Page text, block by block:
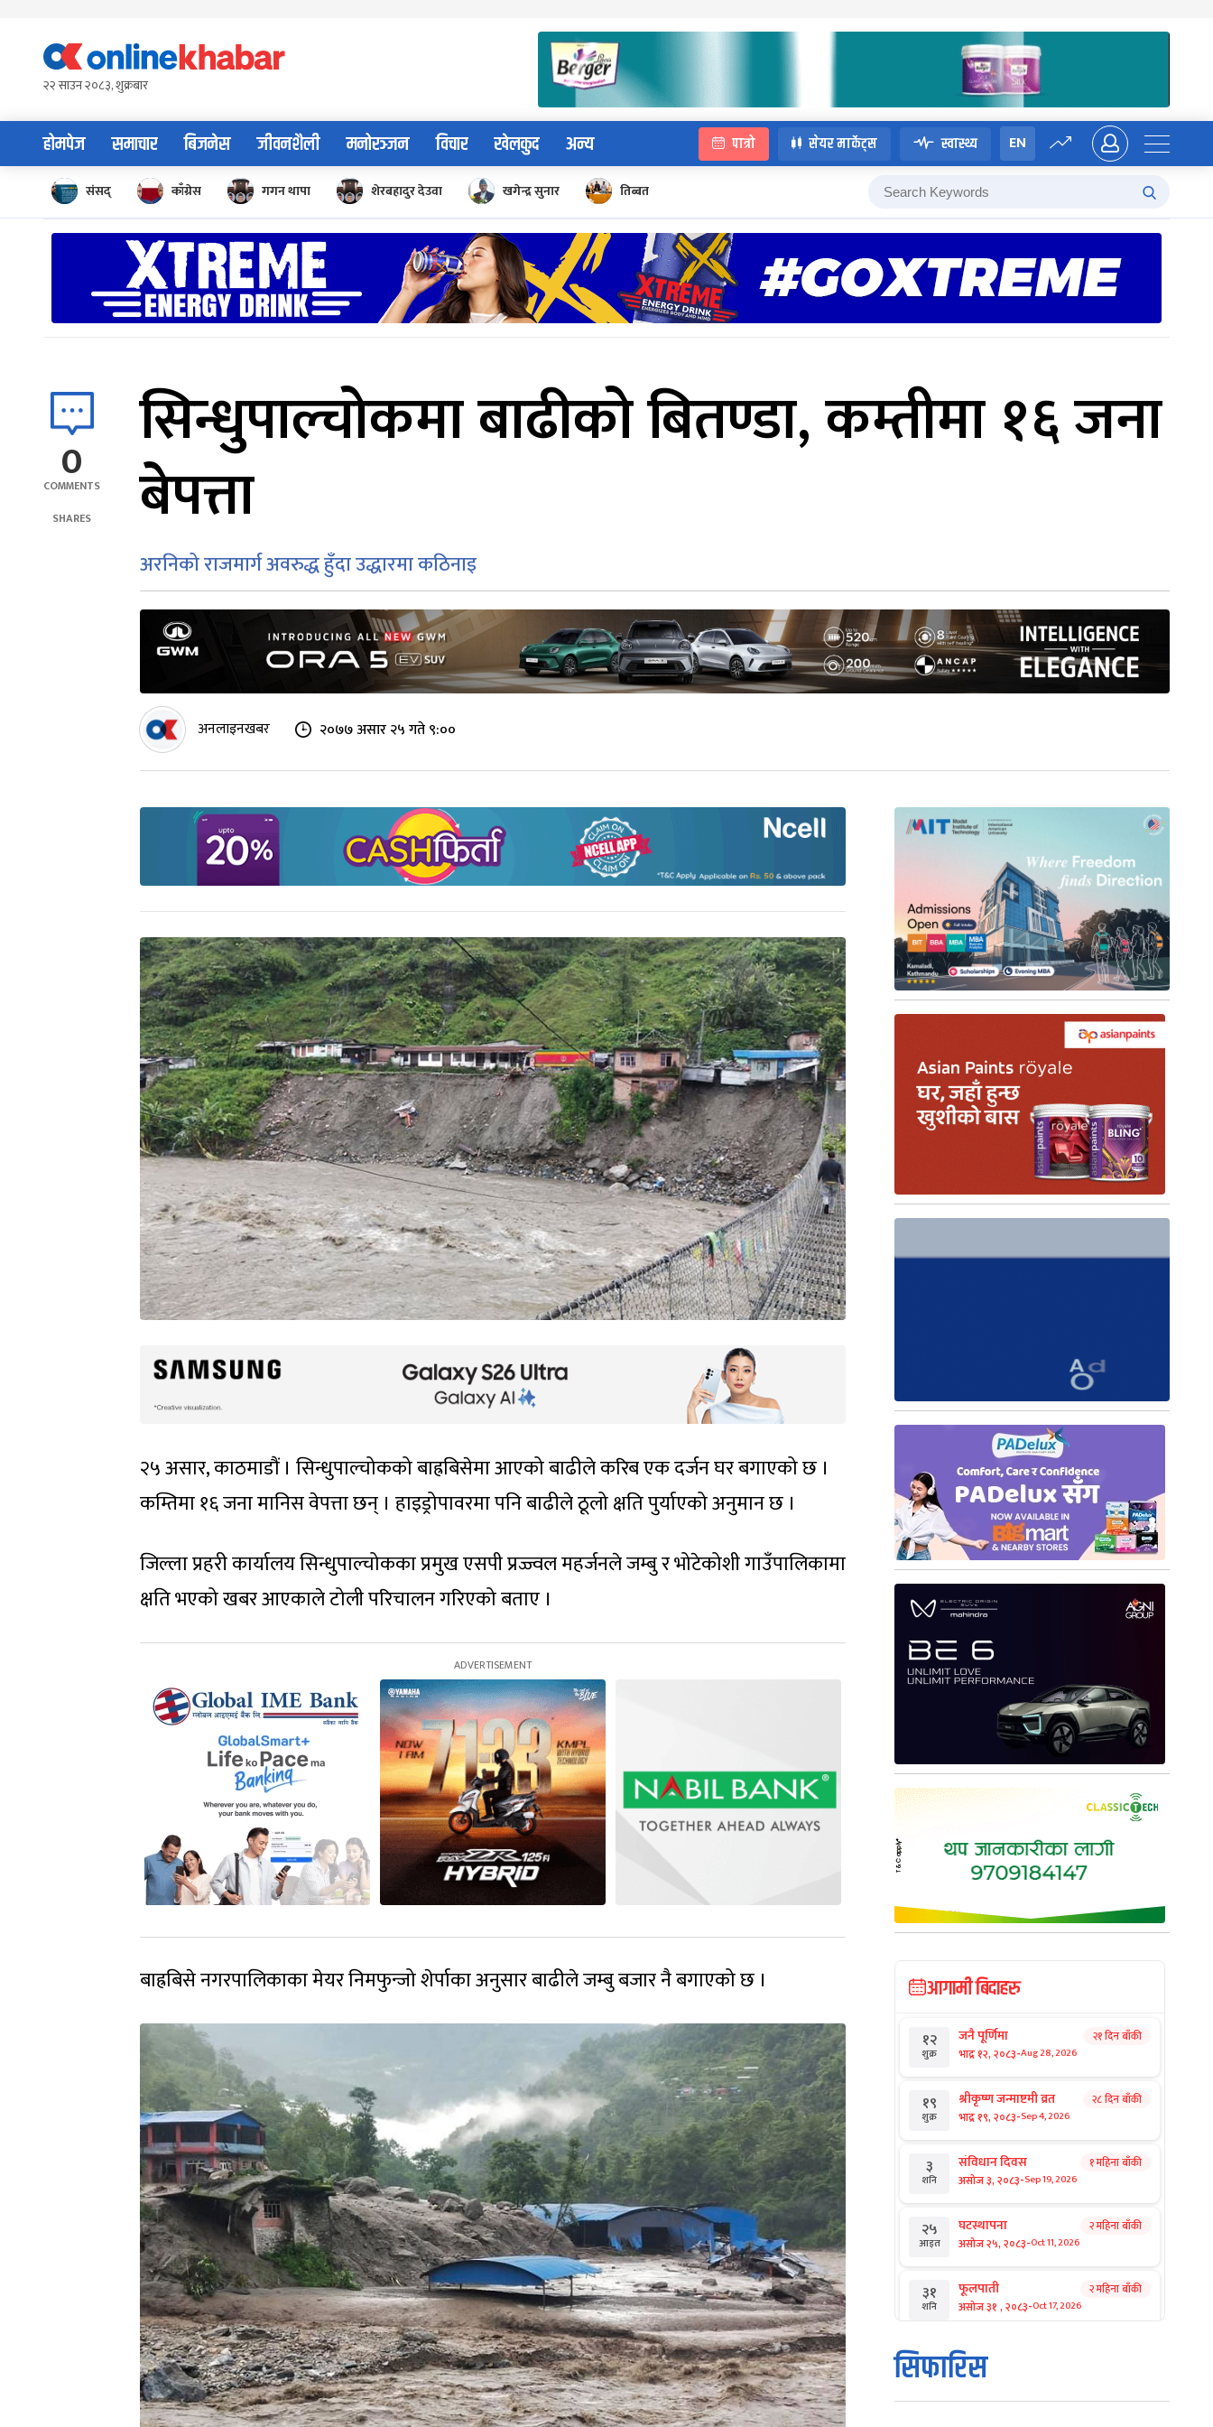
content२२ साउन २०८३, शुक्रबार
होमपेज समाचार बिजनेस जीवनशैली मनोरञ्जन विचार खेलकुद अन्य पात्रो सेयर मार्केट्स स्वास्थ्य EN
संसद् काँग्रेस गगन थापा शेरबहादुर देउवा खगेन्द्र सुनार तिब्बत
0
COMMENTS
SHARES
सिन्धुपाल्चोकमा बाढीको बितण्डा, कम्तीमा १६ जना
बेपत्ता
अरनिको राजमार्ग अवरुद्ध हुँदा उद्धारमा कठिनाइ
अनलाइनखबर २०७७ असार २५ गते ९:००
२५ असार, काठमाडौं । सिन्धुपाल्चोकको बाह्रबिसेमा आएको बाढीले करिब एक दर्जन घर बगाएको छ ।
कम्तिमा १६ जना मानिस वेपत्ता छन् । हाइड्रोपावरमा पनि बाढीले ठूलो क्षति पुर्याएको अनुमान छ ।
जिल्ला प्रहरी कार्यालय सिन्धुपाल्चोकका प्रमुख एसपी प्रज्ज्वल महर्जनले जम्बु र भोटेकोशी गाउँपालिकामा
क्षति भएको खबर आएकाले टोली परिचालन गरिएको बताए ।
बाह्रबिसे नगरपालिकाका मेयर निमफुन्जो शेर्पाका अनुसार बाढीले जम्बु बजार नै बगाएको छ । आगामी बिदाहरु
१२
शुक्र
जनै पूर्णिमा
भाद्र १२, २०८३-Aug 28, 2026
२१ दिन बाँकी
१९
शुक्र
श्रीकृष्ण जन्माष्टमी व्रत
भाद्र १९, २०८३-Sep 4, 2026
२८ दिन बाँकी
३
शनि
संविधान दिवस
असोज ३, २०८३-Sep 19, 2026
१ महिना बाँकी
२५
आइत
घटस्थापना
असोज २५, २०८३-Oct 11, 2026
२ महिना बाँकी
३१
शनि
फूलपाती
असोज ३१ , २०८३-Oct 17, 2026
२ महिना बाँकी
१
आइत
कार्तिक सङ्क्रान्ति
कार्तिक १, २०८३
सिफारिस